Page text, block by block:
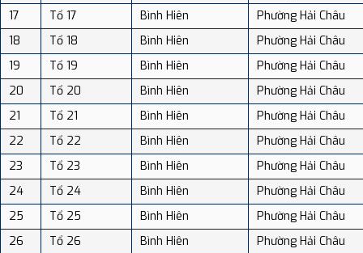
17
Tổ 17 Bình Hiên
Phường Hải Châu
18
Tổ 18 Bình Hiên
Phường Hải Châu
19
Tổ 19 Bình Hiên
Phường Hải Châu
20
Tổ 20 Bình Hiên
Phường Hải Châu
21
Tổ 21 Bình Hiên
Phường Hải Châu
22
Tổ 22 Bình Hiên
Phường Hải Châu
23
Tổ 23 Bình Hiên
Phường Hải Châu
24
Tổ 24 Bình Hiên
Phường Hải Châu
25
Tổ 25 Bình Hiên
Phường Hải Châu
26
Tổ 26 Bình Hiên
Phường Hải Châu